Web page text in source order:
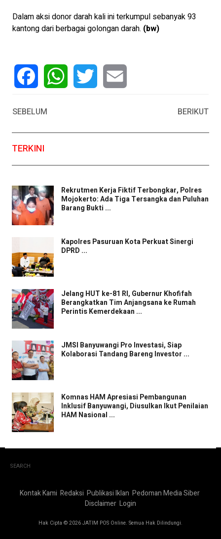
Dalam aksi donor darah kali ini terkumpul sebanyak 93
kantong dari berbagai golongan darah. (bw)
SEBELUM
BERIKUT
TERKINI
Rekrutmen Kerja Fiktif Terbongkar, Polres
Mojokerto: Ada Tiga Tersangka dan Puluhan
Barang Bukti ...
Kapolres Pasuruan Kota Perkuat Sinergi
DPRD ...
Jelang HUT ke-81 RI, Gubernur Khofifah
Berangkatkan Tim Anjangsana ke Rumah
Perintis Kemerdekaan ...
JMSI Banyuwangi Pro Investasi, Siap
Kolaborasi Tandang Bareng Investor ...
Komnas HAM Apresiasi Pembangunan
Inklusif Banyuwangi, Diusulkan Ikut Penilaian
HAM Nasional ...
SEARCH
Kontak Kami Redaksi Publikasi Iklan Pedoman Media Siber
Disclaimer Login
Hak Cipta © 2026 JATIM POS Online. Semua Hak Dilindungi.